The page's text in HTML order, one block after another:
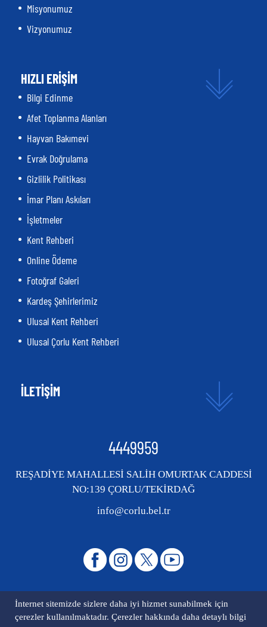
İnternet sitemizde sizlere daha iyi hizmet sunabilmek için
çerezler kullanılmaktadır. Çerezler hakkında daha detaylı bilgi
Misyonumuz
Vizyonumuz
HIZLI ERİŞİM
Bilgi Edinme
Afet Toplanma Alanları
Hayvan Bakımevi
Evrak Doğrulama
Gizlilik Politikası
İmar Planı Askıları
İşletmeler
Kent Rehberi
Online Ödeme
Fotoğraf Galeri
Kardeş Şehirlerimiz
Ulusal Kent Rehberi
Ulusal Çorlu Kent Rehberi
İLETİŞİM
4449959
REŞADİYE MAHALLESİ SALİH OMURTAK CADDESİ
NO:139 ÇORLU/TEKİRDAĞ
info@corlu.bel.tr